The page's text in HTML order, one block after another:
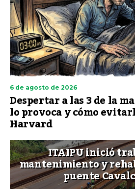
6 de agosto de 2026
Despertar a las 3 de la
lo provoca y cómo
Harvard
ITAIPU inició
mantenimiento y
puente